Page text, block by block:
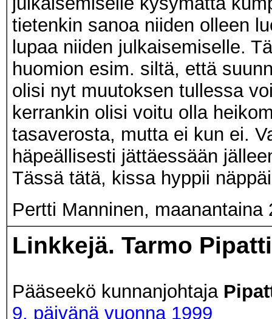
tietenkin sanoa niiden olleen
lupaa niiden julkaisemiselle.
huomion esim. siltä, että
olisi nyt muutoksen tullessa
kerrankin olisi voitu olla
tasaverosta, mutta ei kun ei.
häpeällisesti jättäessään
Tässä tätä, kissa hyppii
Pertti Manninen,
Linkkejä. Tarmo
Pääseekö kunnanjohtaja
9. päivänä vuonna 1999